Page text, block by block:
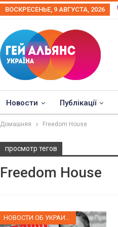
ВОСКРЕСЕНЬЕ, 9 АВГУСТА, 2026
Новости Публікації
Домашняя Freedom House
просмотр тегов
Freedom House